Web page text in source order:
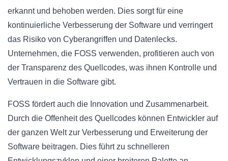
erkannt und behoben werden. Dies sorgt für eine
kontinuierliche Verbesserung der Software und verringert
das Risiko von Cyberangriffen und Datenlecks.
Unternehmen, die FOSS verwenden, profitieren auch von
der Transparenz des Quellcodes, was ihnen Kontrolle und
Vertrauen in die Software gibt.
FOSS fördert auch die Innovation und Zusammenarbeit.
Durch die Offenheit des Quellcodes können Entwickler auf
der ganzen Welt zur Verbesserung und Erweiterung der
Software beitragen. Dies führt zu schnelleren